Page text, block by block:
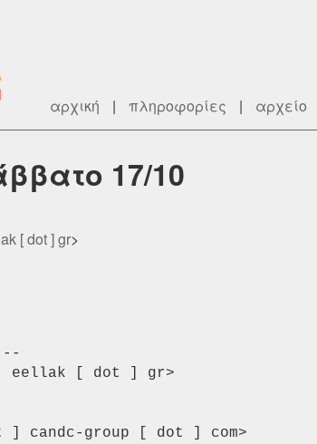
αρχική | πληροφορίες | αρχείο
17/10
[ dot ] gr>
eellak [ dot ] gr>
] candc-group [ dot ] com>